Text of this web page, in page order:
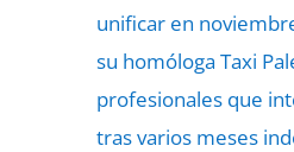
unificar en
su homóloga Taxi
profesionales que
tras varios meses